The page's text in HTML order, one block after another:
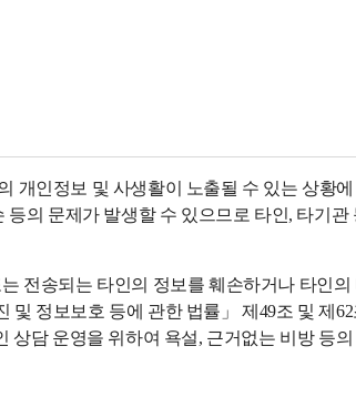
개인정보 및 사생활이 노출될 수 있는 상황
의 문제가 발생할 수 있으므로 타인, 타기관
전송되는 타인의 정보를 훼손하거나 타인의
정보보호 등에 관한 법률」 제49조 및 제
담 운영을 위하여 욕설, 근거없는 비방 등의